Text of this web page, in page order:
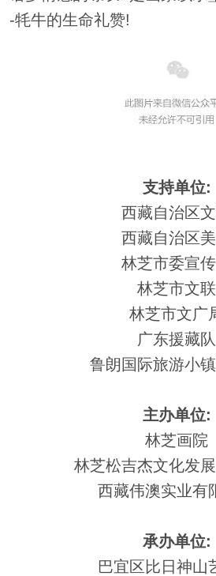
-牦牛的生命礼赞!
支持单位:
西藏自治区
西藏自治区
林芝市委宣
林芝市文联
林芝市文广
广东援藏队
鲁朗国际旅游小
主办单位:
林芝画院
林芝松吉杰文化发
西藏伟澳实业有
承办单位:
巴宜区比日神山